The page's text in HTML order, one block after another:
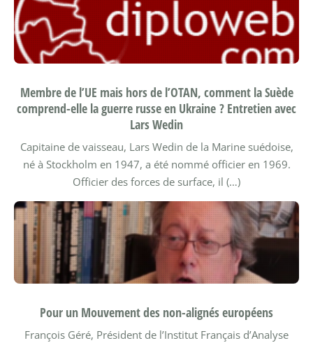
Membre de l’UE mais hors de l’OTAN, comment la Suède
comprend-elle la guerre russe en Ukraine ? Entretien avec
Lars Wedin
Capitaine de vaisseau, Lars Wedin de la Marine suédoise,
né à Stockholm en 1947, a été nommé officier en 1969.
Officier des forces de surface, il (…)
Pour un Mouvement des non-alignés européens
François Géré, Président de l’Institut Français d’Analyse